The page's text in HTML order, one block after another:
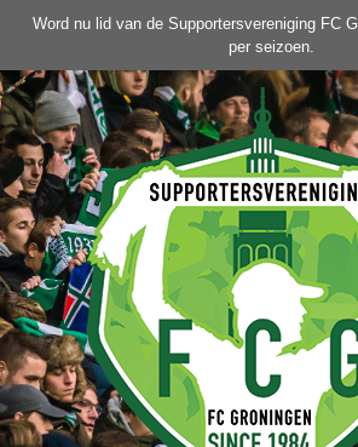
de
inhoud
Word nu lid van de Supportersvereniging FC
per seizoen.